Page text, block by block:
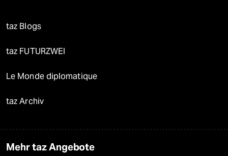
taz Blogs
taz FUTURZWEI
Le Monde diplomatique
taz Archiv
Mehr taz Angebote